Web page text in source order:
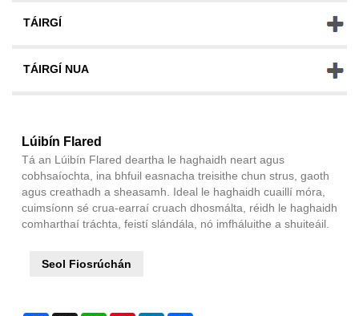
TÁIRGÍ
TÁIRGÍ NUA
Lúibín Flared
Tá an Lúibín Flared deartha le haghaidh neart agus
cobhsaíochta, ina bhfuil easnacha treisithe chun strus, gaoth
agus creathadh a sheasamh. Ideal le haghaidh cuaillí móra,
cuimsíonn sé crua-earraí cruach dhosmálta, réidh le haghaidh
comharthaí tráchta, feistí slándála, nó imfháluithe a shuiteáil.
Seol Fiosrúchán